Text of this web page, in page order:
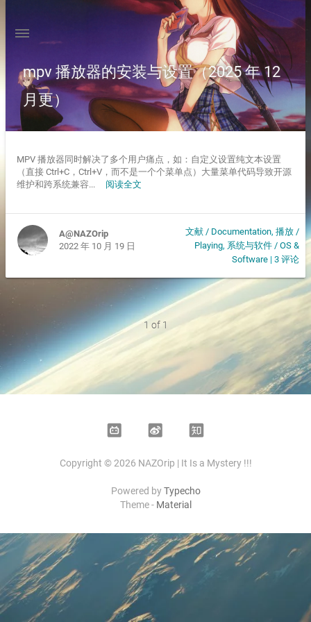
mpv 播放器的安装与设置（2025 年 12
月更）
MPV 播放器同时解决了多个用户痛点，如：自定义设置纯文本设置
（直接 Ctrl+C，Ctrl+V，而不是一个个菜单点）大量菜单代码导致开源
维护和跨系统兼容... 阅读全文
A@NAZOrip
2022 年 10 月 19 日
文献 / Documentation,播放 /
Playing, 系统与软件 / OS &
Software |3 评论
1 of 1
Bilibili Weibo Zhihu
Copyright © 2026 NAZOrip | It Is a Mystery !!!
Powered byTypecho
Theme - Material